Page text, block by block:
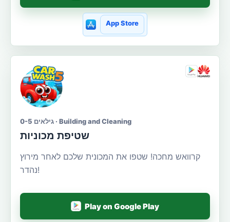
App Store
גילאים 0-5 · Building and Cleaning
שטיפת מכוניות
קרוואש מחכה! שטפו את המכונית שלכם לאחר מירוץ
נהדר!
Play on Google Play